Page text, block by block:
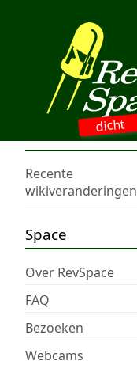
dicht
Recente
wikiveranderingen
Space
Over RevSpace
FAQ
Bezoeken
Webcams